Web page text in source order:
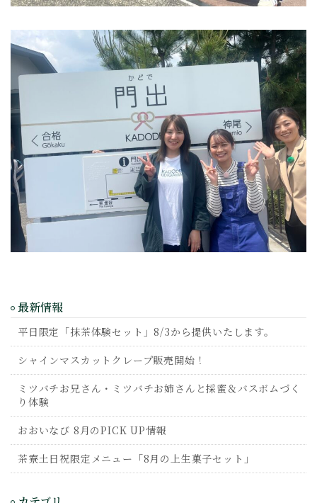
最新情報
平日限定「抹茶体験セット」8/3から提供いたします。
シャインマスカットクレープ販売開始！
ミツバチお兄さん・ミツバチお姉さんと採蜜＆バスボムづく
り体験
おおいなび 8月のPICK UP情報
茶寮土日祝限定メニュー「8月の上生菓子セット」